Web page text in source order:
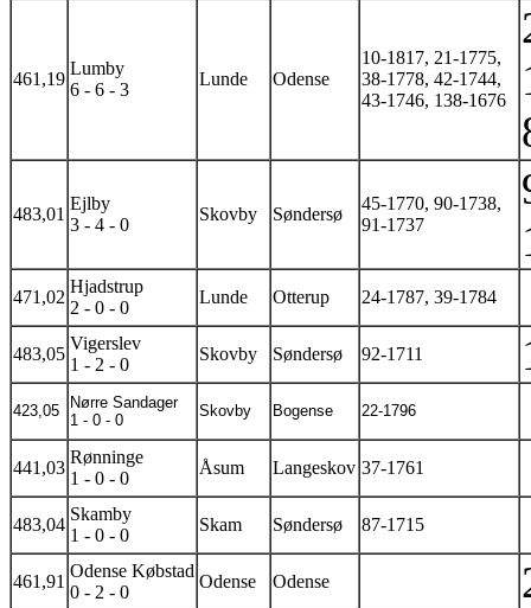
461,19
Lumby
6 - 6 - 3
Lunde Odense
10-1817, 21-1775,
38-1778, 42-1744,
43-1746, 138-1676
483,01
Ejlby
3 - 4 - 0
Skovby Søndersø
45-1770, 90-1738,
91-1737
471,02
Hjadstrup
2 - 0 - 0
Lunde Otterup 24-1787, 39-1784
483,05
Vigerslev
1 - 2 - 0
Skovby Søndersø 92-1711
423,05
Nørre Sandager
1 - 0 - 0
Skovby Bogense 22-1796
441,03
Rønninge
1 - 0 - 0
Åsum Langeskov 37-1761
483,04
Skamby
1 - 0 - 0
Skam Søndersø 87-1715
461,91
Odense Købstad
0 - 2 - 0
Odense Odense